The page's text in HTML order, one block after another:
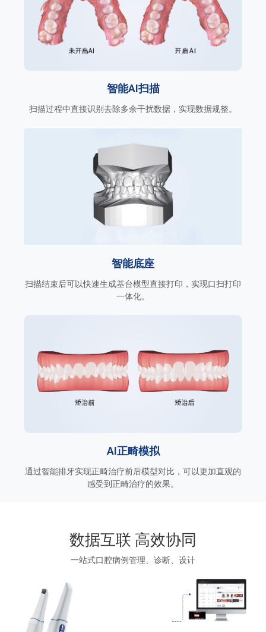
智能AI扫描
扫描过程中直接识别去除多余干扰数据，实现数据规整。
智能底座
扫描结束后可以快速生成基台模型直接打印，实现口扫打印
一体化。
AI正畸模拟
通过智能排牙实现正畸治疗前后模型对比，可以更加直观的
感受到正畸治疗的效果。
数据互联 高效协同
一站式口腔病例管理、诊断、设计